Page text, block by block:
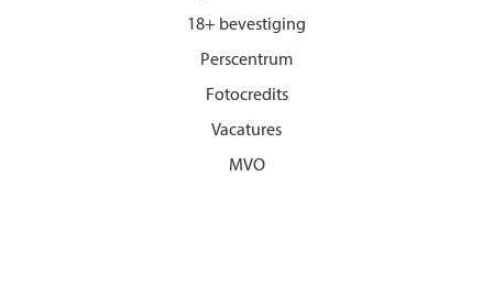
18+ bevestiging
Perscentrum
Fotocredits
Vacatures
MVO